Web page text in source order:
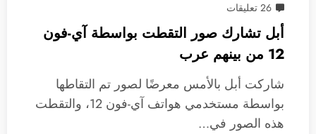
26 تعليقات
أبل تشارك صور التقطت بواسطة آي-فون
12 من بينهم عرب
شاركت أبل بالأمس معرضًا لصور تم التقاطها
بواسطة مستخدمي هواتف آي-فون 12، والتقطت
هذه الصور في…